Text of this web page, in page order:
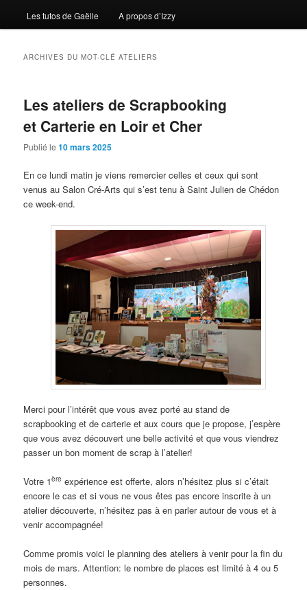
Les tutos de Gaëlle A propos d’Izzy
ARCHIVES DU MOT-CLÉATELIERS
Les ateliers de Scrapbooking
et Carterie en Loir et Cher
Publié le10 mars 2025
En ce lundi matin je viens remercier celles et ceux qui sont
venus au Salon Cré-Arts qui s’est tenu à Saint Julien de Chédon
ce week-end.
Merci pour l’intérêt que vous avez porté au stand de
scrapbooking et de carterie et aux cours que je propose, j’espère
que vous avez découvert une belle activité et que vous viendrez
passer un bon moment de scrap à l’atelier!
Votre 1ère expérience est offerte, alors n’hésitez plus si c’était
encore le cas et si vous ne vous êtes pas encore inscrite à un
atelier découverte, n’hésitez pas à en parler autour de vous et à
venir accompagnée!
Comme promis voici le planning des ateliers à venir pour la fin du
mois de mars. Attention: le nombre de places est limité à 4 ou 5
personnes.